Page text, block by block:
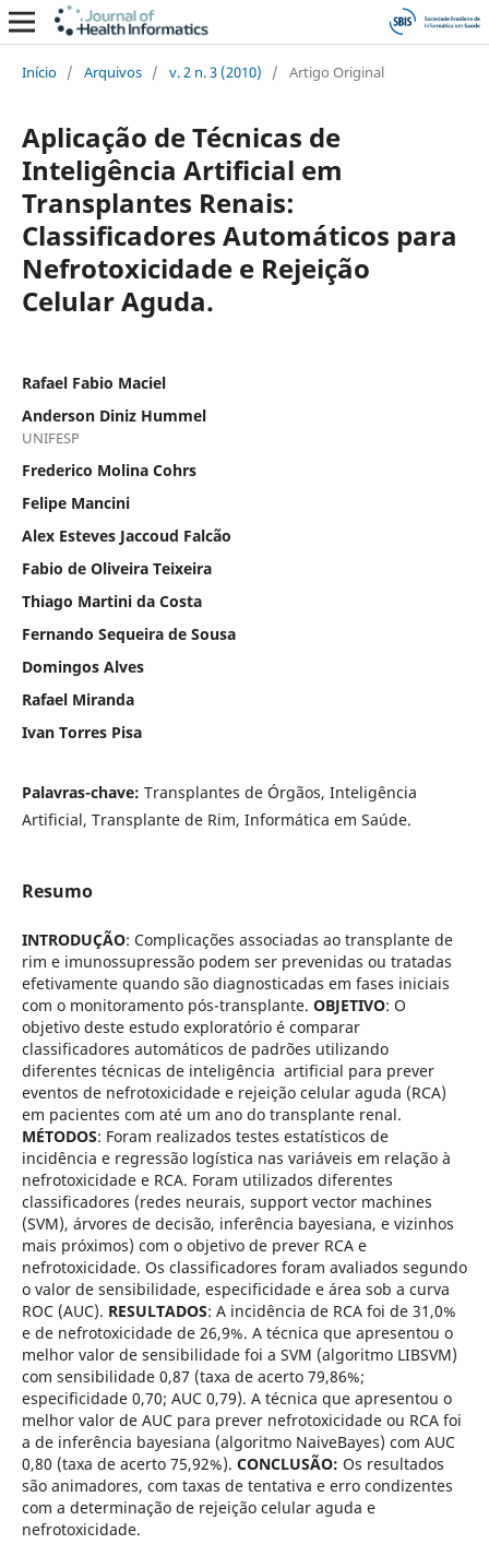
Início / Arquivos / v. 2 n. 3 (2010) / Artigo Original
Aplicação de Técnicas de
Inteligência Artificial em
Transplantes Renais:
Classificadores Automáticos para
Nefrotoxicidade e Rejeição
Celular Aguda.
Rafael Fabio Maciel
Anderson Diniz Hummel
UNIFESP
Frederico Molina Cohrs
Felipe Mancini
Alex Esteves Jaccoud Falcão
Fabio de Oliveira Teixeira
Thiago Martini da Costa
Fernando Sequeira de Sousa
Domingos Alves
Rafael Miranda
Ivan Torres Pisa
Palavras-chave: Transplantes de Órgãos, Inteligência
Artificial, Transplante de Rim, Informática em Saúde.
Resumo
INTRODUÇÃO: Complicações associadas ao transplante de
rim e imunossupressão podem ser prevenidas ou tratadas
efetivamente quando são diagnosticadas em fases iniciais
com o monitoramento pós-transplante. OBJETIVO: O
objetivo deste estudo exploratório é comparar
classificadores automáticos de padrões utilizando
diferentes técnicas de inteligência artificial para prever
eventos de nefrotoxicidade e rejeição celular aguda (RCA)
em pacientes com até um ano do transplante renal.
MÉTODOS: Foram realizados testes estatísticos de
incidência e regressão logística nas variáveis em relação à
nefrotoxicidade e RCA. Foram utilizados diferentes
classificadores (redes neurais, support vector machines
(SVM), árvores de decisão, inferência bayesiana, e vizinhos
mais próximos) com o objetivo de prever RCA e
nefrotoxicidade. Os classificadores foram avaliados segundo
o valor de sensibilidade, especificidade e área sob a curva
ROC (AUC). RESULTADOS: A incidência de RCA foi de 31,0%
e de nefrotoxicidade de 26,9%. A técnica que apresentou o
melhor valor de sensibilidade foi a SVM (algoritmo LIBSVM)
com sensibilidade 0,87 (taxa de acerto 79,86%;
especificidade 0,70; AUC 0,79). A técnica que apresentou o
melhor valor de AUC para prever nefrotoxicidade ou RCA foi
a de inferência bayesiana (algoritmo NaiveBayes) com AUC
0,80 (taxa de acerto 75,92%). CONCLUSÃO: Os resultados
são animadores, com taxas de tentativa e erro condizentes
com a determinação de rejeição celular aguda e
nefrotoxicidade.